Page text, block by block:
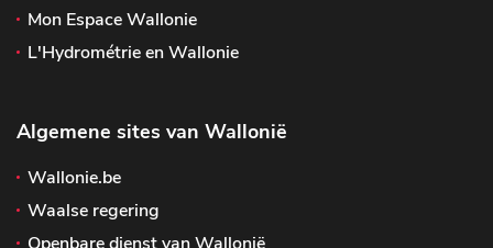
Mon Espace Wallonie
L'Hydrométrie en Wallonie
Algemene sites van Wallonië
Wallonie.be
Waalse regering